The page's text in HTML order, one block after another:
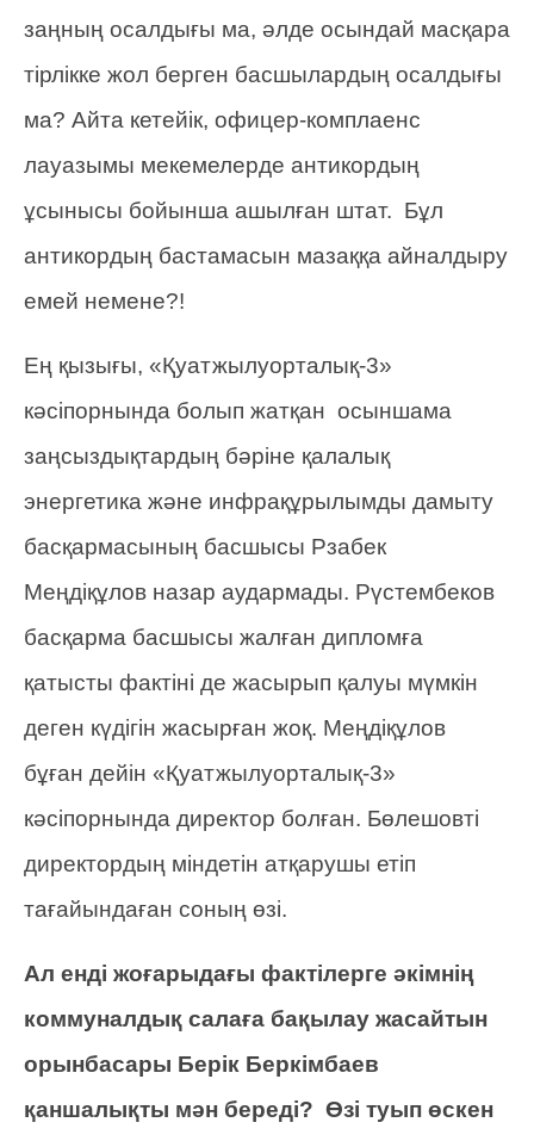
заңның осалдығы ма, әлде осындай масқара
тірлікке жол берген басшылардың осалдығы
ма? Айта кетейік, офицер-комплаенс
лауазымы мекемелерде антикордың
ұсынысы бойынша ашылған штат. Бұл
антикордың бастамасын мазаққа айналдыру
емей немене?!
Ең қызығы, «Қуатжылуорталық-3»
кәсіпорнында болып жатқан осыншама
заңсыздықтардың бәріне қалалық
энергетика және инфрақұрылымды дамыту
басқармасының басшысы Рзабек
Меңдіқұлов назар аудармады. Рүстембеков
басқарма басшысы жалған дипломға
қатысты фактіні де жасырып қалуы мүмкін
деген күдігін жасырған жоқ. Меңдіқұлов
бұған дейін «Қуатжылуорталық-3»
кәсіпорнында директор болған. Бөлешовті
директордың міндетін атқарушы етіп
тағайындаған соның өзі.
Ал енді жоғарыдағы фактілерге әкімнің
коммуналдық салаға бақылау жасайтын
орынбасары Берік Беркімбаев
қаншалықты мән береді? Өзі туып өскен